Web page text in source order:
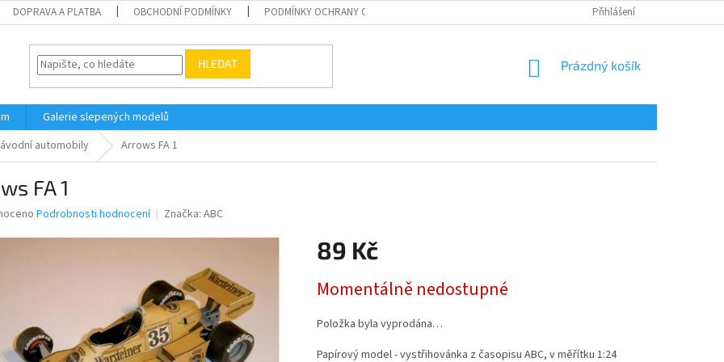
DOPRAVA A PLATBA OBCHODNÍ PODMÍNKY PODMÍNKY OCHRANY OSOBNÍCH ÚDAJŮ Přihlášení
HLEDAT
NÁKUPNÍ
Prázdný košík
Galerie slepených modelů
automobily Arrows FA 1
FA 1
Podrobnosti hodnocení Značka: ABC
89 Kč
cena:
Momentálně nedostupné
Položka byla vyprodána…
Papírový model - vystřihovánka z časopisu ABC, v měřítku 1:24